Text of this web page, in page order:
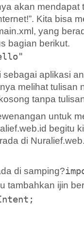
akan mendapat
Kita bisa
yang
bagian berikut.
aplikasi
melihat tulisan
tanpa
untuk
begitu
di
di samping?
tambahkan ijin